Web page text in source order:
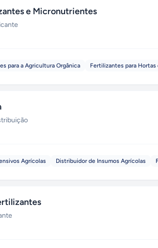
e Micronutrientes
para a Agricultura Orgânica Fertilizantes para Hortas
Agrícolas Distribuidor de Insumos Agrícolas